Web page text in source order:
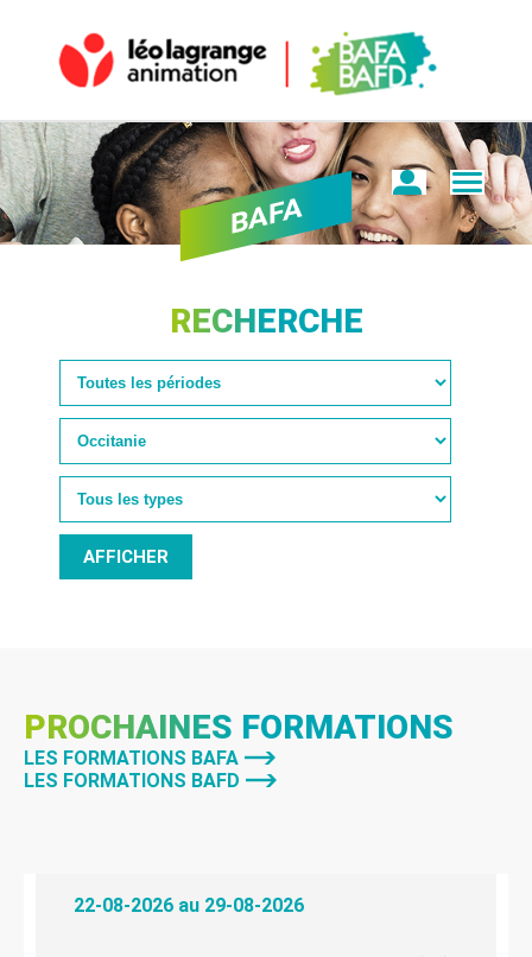
BAFA
RECHERCHE
AFFICHER
PROCHAINES FORMATIONS
LES FORMATIONS BAFA
LES FORMATIONS BAFD
22-08-2026 au 29-08-2026